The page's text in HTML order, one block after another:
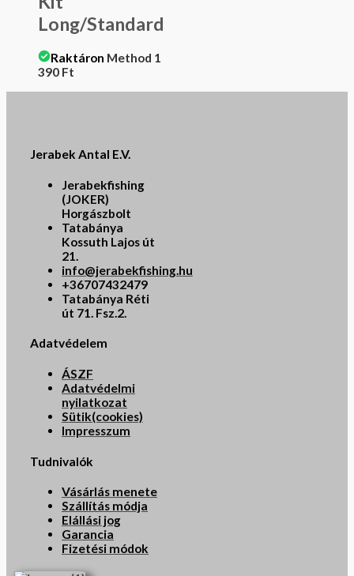
Long/Standard
Raktáron Method 1
390 Ft
Jerabek Antal E.V.
Jerabekfishing
(JOKER)
Horgászbolt
Tatabánya
Kossuth Lajos út
21.
info@jerabekfishing.hu
+36707432479
Tatabánya Réti
út 71. Fsz.2.
Adatvédelem
ÁSZF
Adatvédelmi
nyilatkozat
Sütik(cookies)
Impresszum
Tudnivalók
Vásárlás menete
Szállítás módja
Elállási jog
Garancia
Fizetési módok